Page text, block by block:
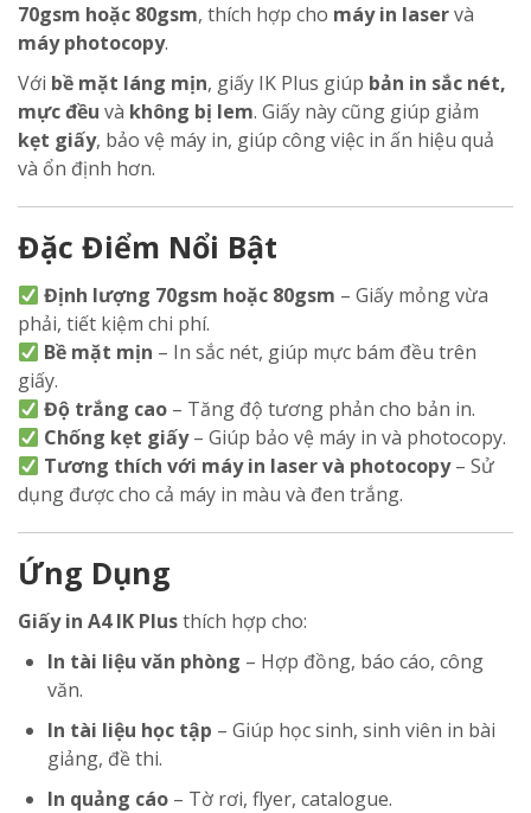
70gsm hoặc 80gsm, thích hợp cho máy in laservà
máy photocopy.
Với bề mặt láng mịn, giấy IK Plus giúp bản in sắc nét,
mực đều và không bị lem. Giấy này cũng giúp giảm
kẹt giấy, bảo vệ máy in, giúp công việc in ấn hiệu quả
và ổn định hơn.
Đặc Điểm Nổi Bật
Định lượng 70gsm hoặc 80gsm – Giấy mỏng vừa
phải, tiết kiệm chi phí.
Bề mặt mịn – In sắc nét, giúp mực bám đều trên
giấy.
Độ trắng cao – Tăng độ tương phản cho bản in.
Chống kẹt giấy– Giúp bảo vệ máy in và photocopy.
Tương thích với máy in laser và photocopy– Sử
dụng được cho cả máy in màu và đen trắng.
Ứng Dụng
Giấy in A4 IK Plusthích hợp cho:
In tài liệu văn phòng – Hợp đồng, báo cáo, công
văn.
In tài liệu học tập – Giúp học sinh, sinh viên in bài
giảng, đề thi.
In quảng cáo – Tờ rơi, flyer, catalogue.